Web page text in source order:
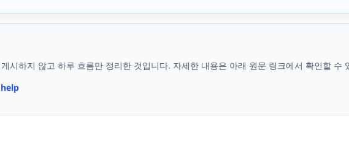
시하지 않고 하루 흐름만 정리한 것입니다. 자세한 내용은 아래 원문 링크에서 확인할 수